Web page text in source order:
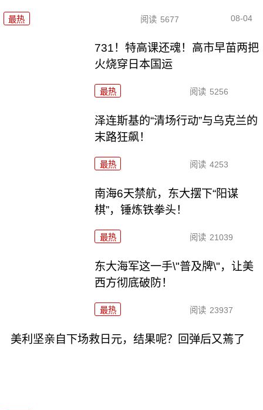
最热 阅读 5677 08-04
731！特高课还魂！高市早苗两把
火烧穿日本国运
最热 阅读 5256
泽连斯基的“清场行动”与乌克兰的
末路狂飙！
最热 阅读 4253
南海6天禁航，东大摆下“阳谋
棋”，锤炼铁拳头！
最热 阅读 21039
东大海军这一手\"普及牌\"，让美
西方彻底破防！
最热 阅读 23937
美利坚亲自下场救日元，结果呢？回弹后又蔫了